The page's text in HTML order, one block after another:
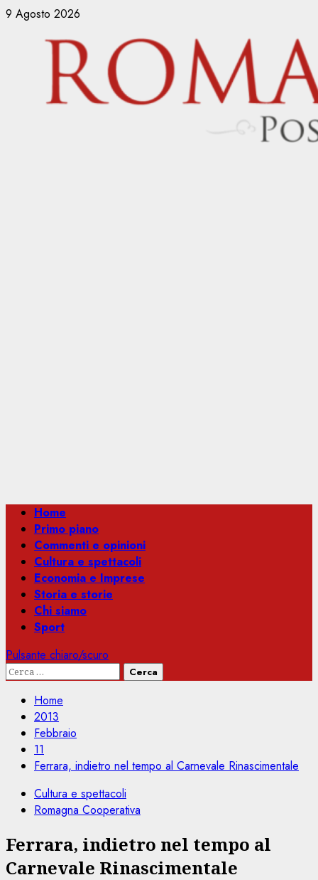
Vai
contenuto
9 Agosto 2026
Menu
principale
Home
Primo piano
Commenti e opinioni
Cultura e spettacoli
Economia e Imprese
Storia e storie
Chi siamo
Sport
Pulsante chiaro/scuro
Ricerca
Home
2013
Febbraio
11
Ferrara, indietro nel tempo al Carnevale Rinascimentale
Cultura e spettacoli
Romagna Cooperativa
Ferrara, indietro nel tempo al
Carnevale Rinascimentale